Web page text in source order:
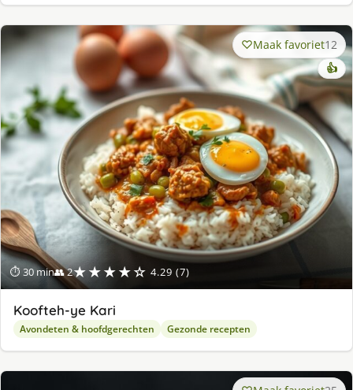
⏱ 30 min👥 2★★★★☆ 4.29 (7)
Maak favoriet12
👍
Koofteh-ye Kari
Avondeten & hoofdgerechten Gezonde recepten